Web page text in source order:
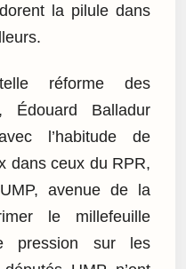
la pilule dans
réforme des
Édouard Balladur
l’habitude de
dans ceux du RPR,
avenue de la
le millefeuille
pression sur les